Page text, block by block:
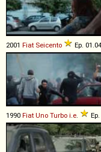
2001 Fiat Seicento Ep. 01.04
1990 Fiat Uno Turbo i e